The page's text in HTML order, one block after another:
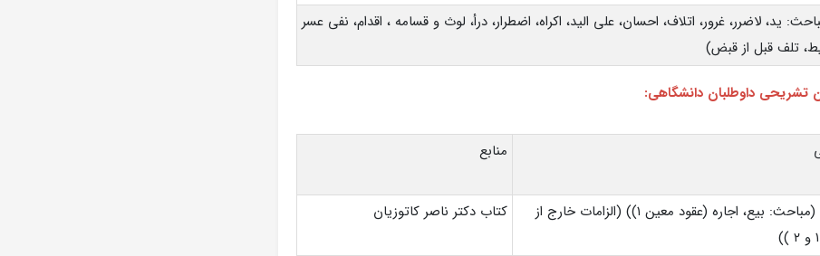
ید، لاضرر، غرور، اتلاف، احسان، علی الید، اکراه، اضطرار، درأ، لوث و قسامه ، اقدام، نفی عسر
تلف قبل از قبض)
تشریحی داوطلبان دانشگاهی:
منابع
حقوق مدنی (مباحث: بیع، اجاره (عقود معین ۱)) (الزامات خارج از
کتاب دکتر ناصر کاتوزیان